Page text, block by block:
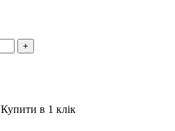
+
Купити в 1 клік